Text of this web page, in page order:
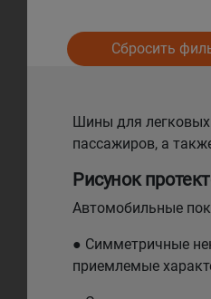
Сбросить
Шины для легковых
пассажиров, а
Рисунок
Автомобильные
● Симметричные
приемлемые